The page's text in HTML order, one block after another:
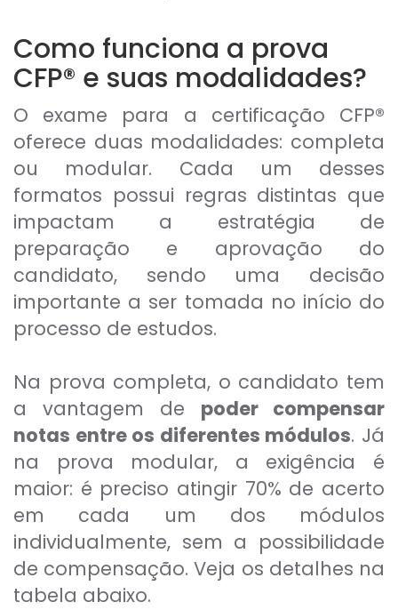
Como funciona a prova
CFP® e suas modalidades?
O exame para a certificação CFP®
oferece duas modalidades: completa
ou modular. Cada um desses
formatos possui regras distintas que
impactam a estratégia de
preparação e aprovação do
candidato, sendo uma decisão
importante a ser tomada no início do
processo de estudos.
Na prova completa, o candidato tem
a vantagem de poder compensar
notas entre os diferentes módulos. Já
na prova modular, a exigência é
maior: é preciso atingir 70% de acerto
em cada um dos módulos
individualmente, sem a possibilidade
de compensação. Veja os detalhes na
tabela abaixo.